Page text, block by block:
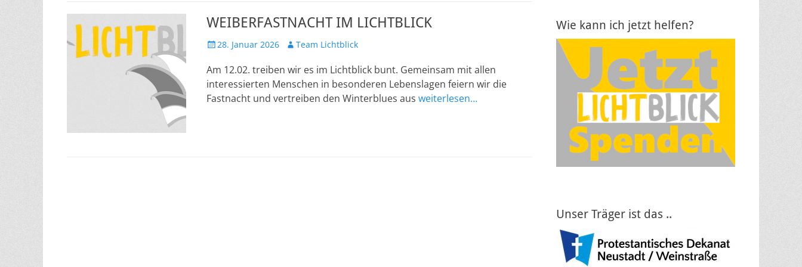
WEIBERFASTNACHT IM LICHTBLICK
Veröffentlicht
28. Januar 2026 AutorTeam Lichtblick
Am 12.02. treiben wir es im Lichtblick bunt. Gemeinsam mit allen
interessierten Menschen in besonderen Lebenslagen feiern wir die
Fastnacht und vertreiben den Winterblues aus weiterlesen…
Wie kann ich jetzt helfen?
Unser Träger ist das ..